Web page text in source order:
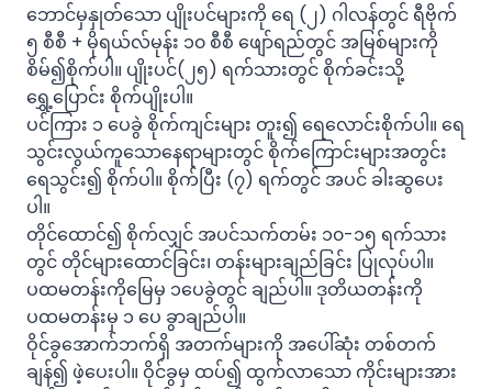
ဘောင်မှနှုတ်သော ပျိုးပင်များကို ရေ (၂) ဂါလန်တွင် ရီဗိုက်
၅ စီစီ + မိုရယ်လ်မုန်း ၁၀ စီစီ ဖျော်ရည်တွင် အမြစ်များကို
စိမ်၍စိုက်ပါ။ ပျိုးပင်(၂၅) ရက်သားတွင် စိုက်ခင်းသို့
ရွှေ့ပြောင်း စိုက်ပျိုးပါ။
ပင်ကြား ၁ ပေခွဲ စိုက်ကျင်းများ တူး၍ ရေလောင်းစိုက်ပါ။ ရေ
သွင်းလွယ်ကူသောနေရာများတွင် စိုက်ကြောင်းများအတွင်း
ရေသွင်း၍ စိုက်ပါ။ စိုက်ပြီး (၇) ရက်တွင် အပင် ခါးဆွပေး
ပါ။
တိုင်ထောင်၍ စိုက်လျှင် အပင်သက်တမ်း ၁၀-၁၅ ရက်သား
တွင် တိုင်များထောင်ခြင်း၊ တန်းများချည်ခြင်း ပြုလုပ်ပါ။
ပထမတန်းကိုမြေမှ ၁ပေခွဲတွင် ချည်ပါ။ ဒုတိယတန်းကို
ပထမတန်းမှ ၁ ပေ ခွာချည်ပါ။
ဝိုင်ခွအောက်ဘက်ရှိ အတက်များကို အပေါ်ဆုံး တစ်တက်
ချန်၍ ဖဲ့ပေးပါ။ ဝိုင်ခွမှ ထပ်၍ ထွက်လာသော ကိုင်းများအား